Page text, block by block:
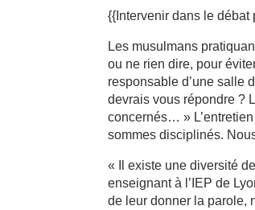
{{Intervenir dans le débat
Les musulmans
ou ne rien dire, pour
responsable d’une salle
devrais vous répondre ?
concernés… »
sommes disciplinés.
« Il existe une diversité
enseignant à l’IEP de
de leur donner la parole,